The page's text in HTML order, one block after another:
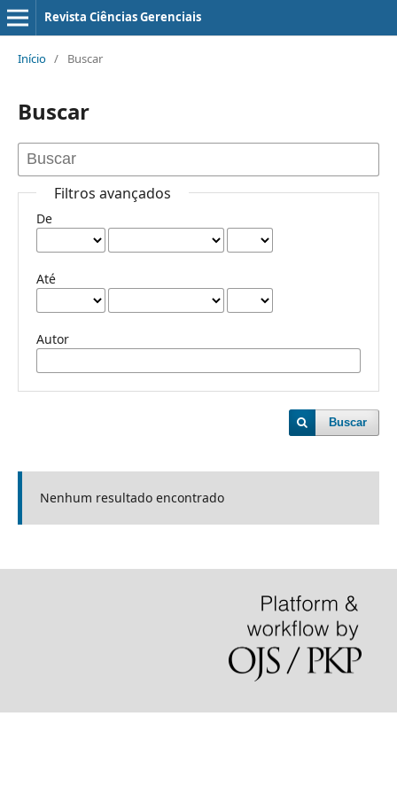
Revista Ciências Gerenciais
Início / Buscar
Buscar
Filtros avançados
De
Até
Autor
Buscar
Nenhum resultado encontrado